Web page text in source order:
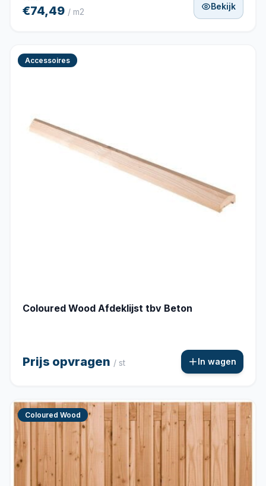
€74,49 / m2
Bekijk
Accessoires
Coloured Wood Afdeklijst tbv Beton
Prijs opvragen / st In wagen
Coloured Wood